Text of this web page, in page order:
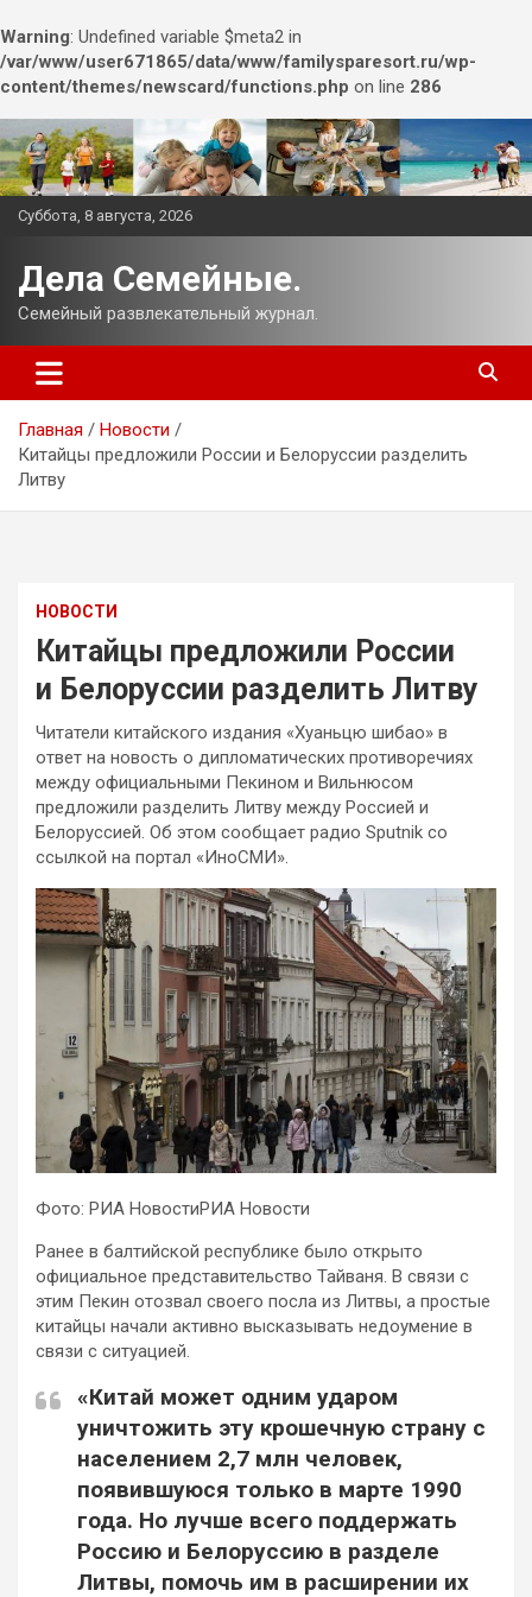
Warning: Undefined variable $meta2 in
/var/www/user671865/data/www/familysparesort.ru/wp-
content/themes/newscard/functions.php on line 286
Перейти
к
содержимому
Суббота, 8 августа, 2026
Дела Семейные.
Семейный развлекательный журнал.
Главная
Новости
Китайцы предложили России и Белоруссии разделить
Литву
НОВОСТИ
Китайцы предложили России
и Белоруссии разделить Литву
Читатели китайского издания «Хуаньцю шибао» в
ответ на новость о дипломатических противоречиях
между официальными Пекином и Вильнюсом
предложили разделить Литву между Россией и
Белоруссией. Об этом сообщает радио Sputnik со
ссылкой на портал «ИноСМИ».
Фото: РИА НовостиРИА Новости
Ранее в балтийской республике было открыто
официальное представительство Тайваня. В связи с
этим Пекин отозвал своего посла из Литвы, а простые
китайцы начали активно высказывать недоумение в
связи с ситуацией.
«Китай может одним ударом
уничтожить эту крошечную страну с
населением 2,7 млн человек,
появившуюся только в марте 1990
года. Но лучше всего поддержать
Россию и Белоруссию в разделе
Литвы, помочь им в расширении их